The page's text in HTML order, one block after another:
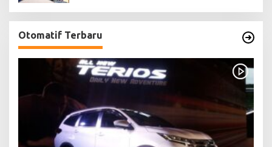
Otomatif Terbaru